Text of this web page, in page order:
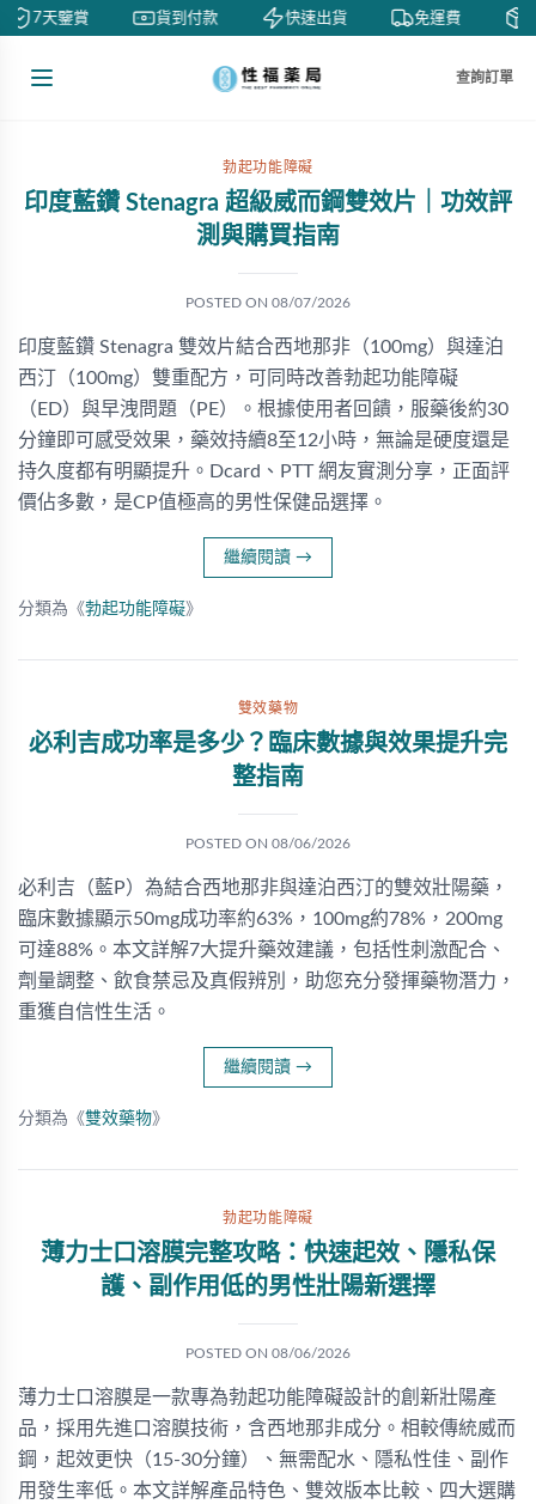
7天鑒賞 貨到付款 快速出貨 免運費 私
查詢訂單
勃起功能障礙
印度藍鑽 Stenagra 超級威而鋼雙效片｜功效評
測與購買指南
POSTED ON 08/07/2026
印度藍鑽 Stenagra 雙效片結合西地那非（100mg）與達泊
西汀（100mg）雙重配方，可同時改善勃起功能障礙
（ED）與早洩問題（PE）。根據使用者回饋，服藥後約30
分鐘即可感受效果，藥效持續8至12小時，無論是硬度還是
持久度都有明顯提升。Dcard、PTT 網友實測分享，正面評
價佔多數，是CP值極高的男性保健品選擇。
繼續閱讀 →
分類為《勃起功能障礙》
雙效藥物
必利吉成功率是多少？臨床數據與效果提升完
整指南
POSTED ON 08/06/2026
必利吉（藍P）為結合西地那非與達泊西汀的雙效壯陽藥，
臨床數據顯示50mg成功率約63%，100mg約78%，200mg
可達88%。本文詳解7大提升藥效建議，包括性刺激配合、
劑量調整、飲食禁忌及真假辨別，助您充分發揮藥物潛力，
重獲自信性生活。
繼續閱讀 →
分類為《雙效藥物》
勃起功能障礙
薄力士口溶膜完整攻略：快速起效、隱私保
護、副作用低的男性壯陽新選擇
POSTED ON 08/06/2026
薄力士口溶膜是一款專為勃起功能障礙設計的創新壯陽產
品，採用先進口溶膜技術，含西地那非成分。相較傳統威而
鋼，起效更快（15-30分鐘）、無需配水、隱私性佳、副作
用發生率低。本文詳解產品特色、雙效版本比較、四大選購